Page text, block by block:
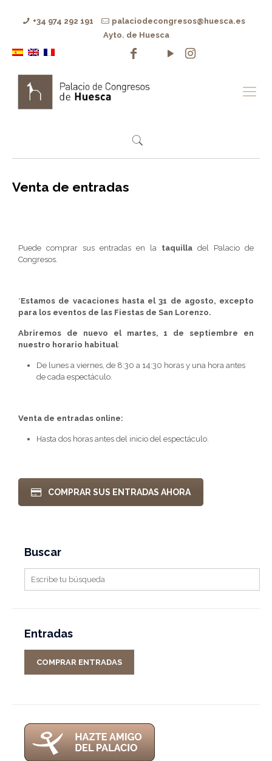
+34 974 292 191
palaciodecongresos@huesca.es
Ayto. de Huesca
Venta de entradas
Puede comprar sus entradas en la taquilla del Palacio de
Congresos.
*Estamos de vacaciones hasta el 31 de agosto, excepto
para los eventos de las Fiestas de San Lorenzo.
Abriremos de nuevo el martes, 1 de septiembre en
nuestro horario habitual:
De lunes a viernes, de 8:30 a 14:30 horas y una hora antes
de cada espectáculo.
Venta de entradas online:
Hasta dos horas antes del inicio del espectáculo.
COMPRAR SUS ENTRADAS AHORA
Buscar
Entradas
COMPRAR ENTRADAS